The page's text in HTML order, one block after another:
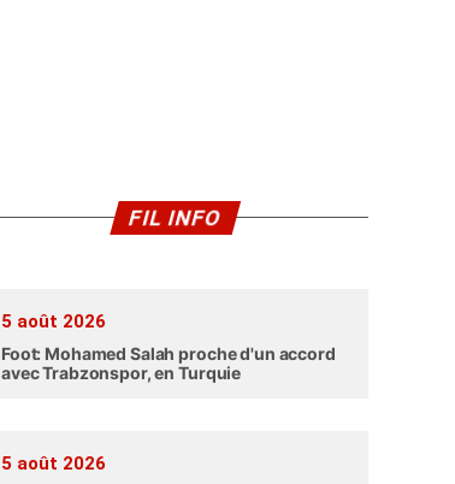
FIL INFO
5 août 2026
Foot: Mohamed Salah proche d'un accord
avec Trabzonspor, en Turquie
5 août 2026